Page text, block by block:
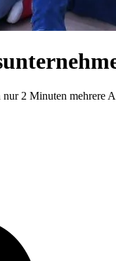
2 Minuten mehrere